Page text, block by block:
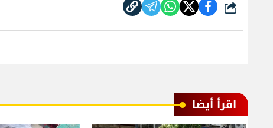
شارك
اقرأ أيضا